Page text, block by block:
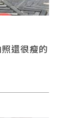
還很瘦的